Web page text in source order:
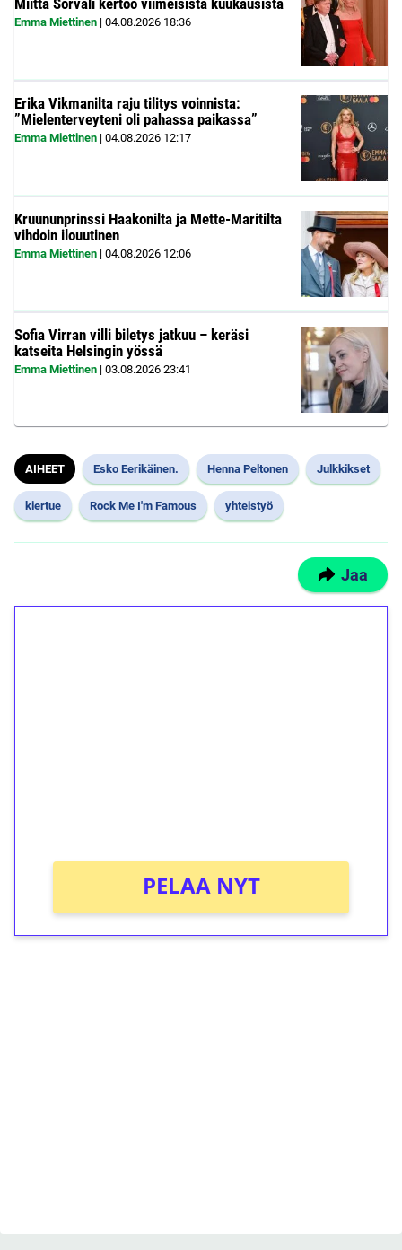
Miitta Sorvali kertoo viimeisistä kuukausista
Emma Miettinen | 04.08.2026 18:36
Erika Vikmanilta raju tilitys voinnista:
”Mielenterveyteni oli pahassa paikassa”
Emma Miettinen | 04.08.2026 12:17
Kruununprinssi Haakonilta ja Mette-Maritilta
vihdoin ilouutinen
Emma Miettinen | 04.08.2026 12:06
Sofia Virran villi biletys jatkuu – keräsi
katseita Helsingin yössä
Emma Miettinen | 03.08.2026 23:41
AIHEET Esko Eerikäinen. Henna Peltonen Julkkikset
kiertue Rock Me I'm Famous yhteistyö
Jaa
PELAA NYT